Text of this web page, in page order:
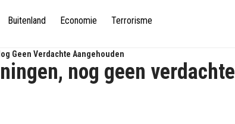
Buitenland Economie Terrorisme
Geen Verdachte Aangehouden
nog geen verdachte